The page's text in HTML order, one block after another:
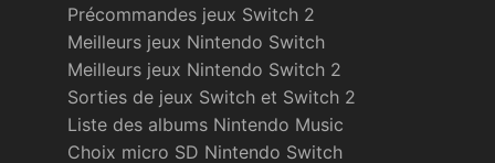
Précommandes jeux Switch 2
Meilleurs jeux Nintendo Switch
Meilleurs jeux Nintendo Switch 2
Sorties de jeux Switch et Switch 2
Liste des albums Nintendo Music
Choix micro SD Nintendo Switch